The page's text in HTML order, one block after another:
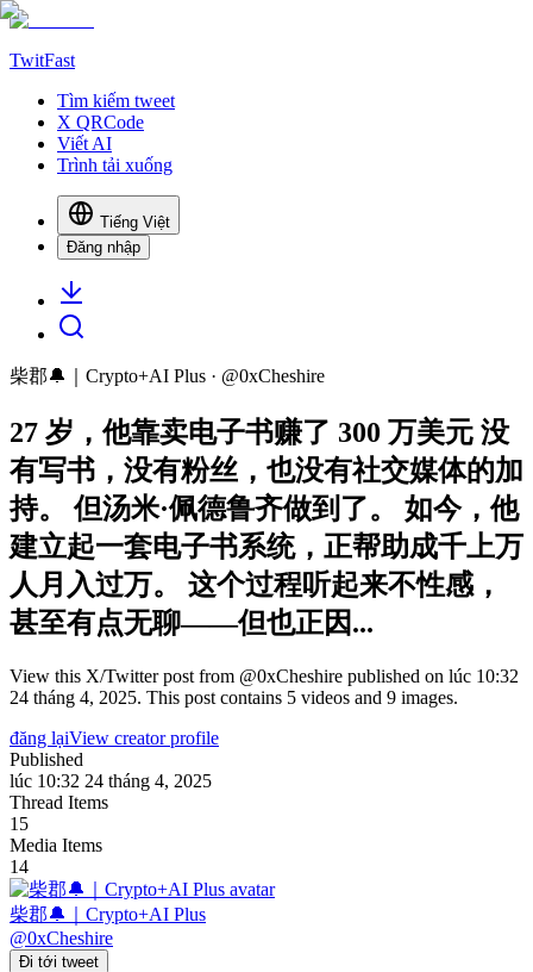
TwitFast
Tìm kiếm tweet
X QRCode
Viết AI
Trình tải xuống
Tiếng Việt
Đăng nhập
柴郡🔔｜Crypto+AI Plus · @0xCheshire
27 岁，他靠卖电子书赚了 300 万美元 没
有写书，没有粉丝，也没有社交媒体的加
持。 但汤米·佩德鲁齐做到了。 如今，他
建立起一套电子书系统，正帮助成千上万
人月入过万。 这个过程听起来不性感，
甚至有点无聊——但也正因...
View this X/Twitter post from @0xCheshire published on lúc 10:32
24 tháng 4, 2025. This post contains 5 videos and 9 images.
đăng lạiView creator profile
Published
lúc 10:32 24 tháng 4, 2025
Thread Items
15
Media Items
14
柴郡🔔｜Crypto+AI Plus
@0xCheshire
Đi tới tweet